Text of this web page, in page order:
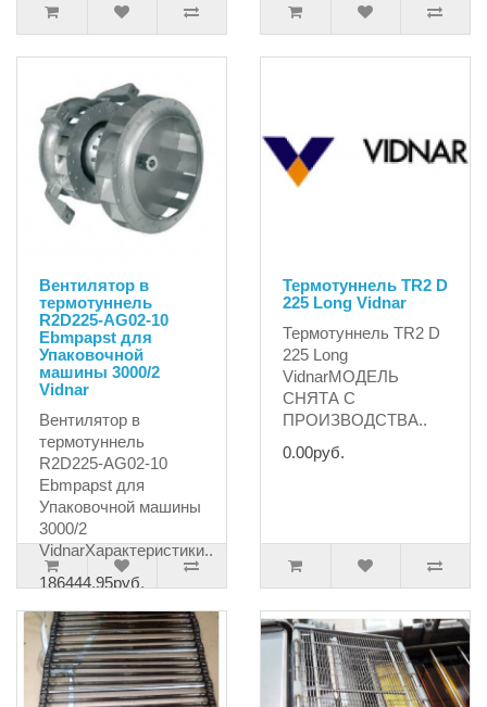
Вентилятор в
термотуннель
R2D225-AG02-10
Ebmpapst для
Упаковочной
машины 3000/2
Vidnar
Вентилятор в
термотуннель
R2D225-AG02-10
Ebmpapst для
Упаковочной машины
3000/2
VidnarХарактеристики..
186444.95руб.
Термотуннель TR2 D
225 Long Vidnar
Термотуннель TR2 D
225 Long
VidnarМОДЕЛЬ
СНЯТА С
ПРОИЗВОДСТВА..
0.00руб.